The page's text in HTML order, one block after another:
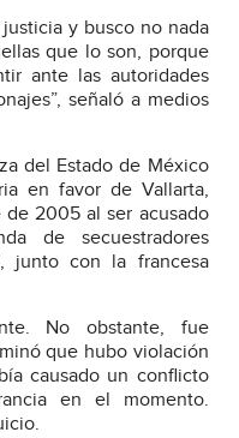
y busco no nada
que lo son, porque
ante las autoridades
señaló a medios
del Estado de México
en favor de Vallarta,
2005 al ser acusado
de secuestradores
junto con la francesa
No obstante, fue
que hubo violación
causado un conflicto
en el momento.